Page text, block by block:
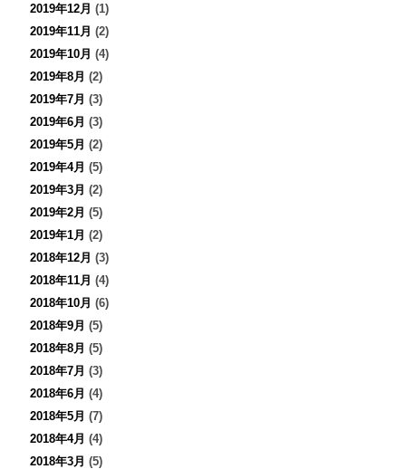
2019年12月 (1)
2019年11月 (2)
2019年10月 (4)
2019年8月 (2)
2019年7月 (3)
2019年6月 (3)
2019年5月 (2)
2019年4月 (5)
2019年3月 (2)
2019年2月 (5)
2019年1月 (2)
2018年12月 (3)
2018年11月 (4)
2018年10月 (6)
2018年9月 (5)
2018年8月 (5)
2018年7月 (3)
2018年6月 (4)
2018年5月 (7)
2018年4月 (4)
2018年3月 (5)